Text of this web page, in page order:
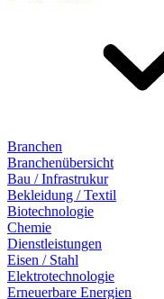
Branchen
Branchenübersicht
Bau / Infrastrukur
Bekleidung / Textil
Biotechnologie
Chemie
Dienstleistungen
Eisen / Stahl
Elektrotechnologie
Erneuerbare Energien